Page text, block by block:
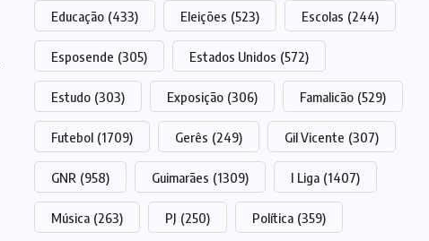
Educação (433) Eleições (523) Escolas (244)
Esposende (305) Estados Unidos (572)
Estudo (303) Exposição (306) Famalicão (529)
Futebol (1709) Gerês (249) Gil Vicente (307)
GNR (958) Guimarães (1309) I Liga (1407)
Música (263) PJ (250) Política (359)